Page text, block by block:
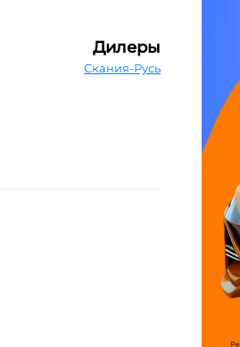
Дилеры
Скания-Русь